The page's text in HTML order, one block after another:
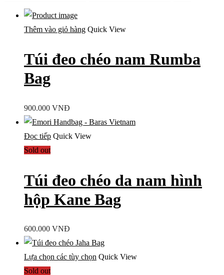
Thêm vào giỏ hàng Quick View
Túi đeo chéo nam Rumba
Bag
900.000 VNĐ
Đọc tiếp Quick View
Sold out
Túi đeo chéo da nam hình
hộp Kane Bag
600.000 VNĐ
Lựa chọn các tùy chọn Quick View
Sold out